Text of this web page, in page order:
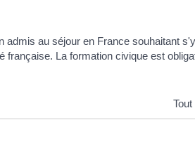
au séjour en France souhaitant
La formation civique est